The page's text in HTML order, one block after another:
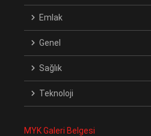
Emlak
Genel
Sağlık
Teknoloji
MYK Galeri Belgesi